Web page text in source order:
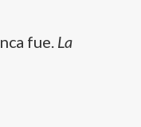
fue. La